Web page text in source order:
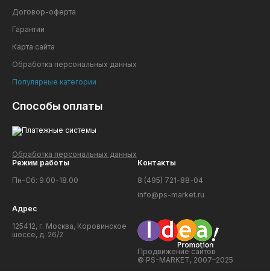
Договор-оферта
Гарантии
Карта сайта
Обработка персональных данных
Популярные категории
Способы оплаты
Обработка персональных данных
Режим работы
Пн-Сб: 9.00-18.00
Контакты
8 (495) 721-88-04
info@ps-market.ru
Адрес
125412, г. Москва, Коровинское
шоссе, д. 26/2
Продвижение сайтов
© PS-MARKET, 2007–2025